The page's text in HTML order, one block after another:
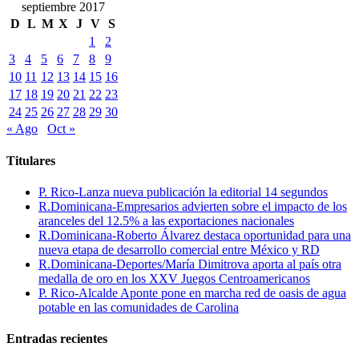
septiembre 2017
D L M X J V S
1
2
3
4 5 6 7 8
9
10 11 12 13 14 15 16
17 18 19 20 21 22 23
24 25 26 27 28 29 30
« Ago
Oct »
Titulares
P. Rico-Lanza nueva publicación la editorial 14 segundos
R.Dominicana-Empresarios advierten sobre el impacto de los
aranceles del 12.5% a las exportaciones nacionales
R.Dominicana-Roberto Álvarez destaca oportunidad para una
nueva etapa de desarrollo comercial entre México y RD
R.Dominicana-Deportes/María Dimitrova aporta al país otra
medalla de oro en los XXV Juegos Centroamericanos
P. Rico-Alcalde Aponte pone en marcha red de oasis de agua
potable en las comunidades de Carolina
Entradas recientes